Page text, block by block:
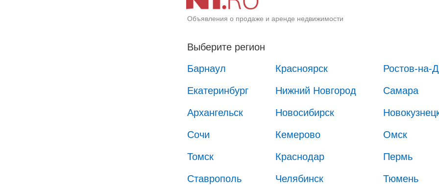
Объявления о продаже и аренде недвижимости
Выберите регион
Барнаул
Красноярск Ростов-на-
Екатеринбург Нижний Новгород Самара
Архангельск Новосибирск
Сочи Кемерово Омск
Томск Краснодар Пермь
Ставрополь Челябинск Тюмень